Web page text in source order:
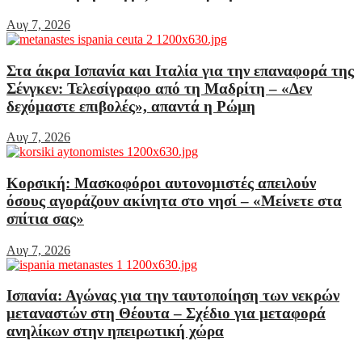
Αυγ 7, 2026
Στα άκρα Ισπανία και Ιταλία για την επαναφορά της
Σένγκεν: Τελεσίγραφο από τη Μαδρίτη – «Δεν
δεχόμαστε επιβολές», απαντά η Ρώμη
Αυγ 7, 2026
Κορσική: Μασκοφόροι αυτονομιστές απειλούν
όσους αγοράζουν ακίνητα στο νησί – «Μείνετε στα
σπίτια σας»
Αυγ 7, 2026
Ισπανία: Αγώνας για την ταυτοποίηση των νεκρών
μεταναστών στη Θέουτα – Σχέδιο για μεταφορά
ανηλίκων στην ηπειρωτική χώρα